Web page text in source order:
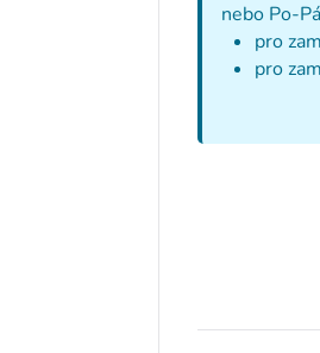
nebo Po-
pro
pro